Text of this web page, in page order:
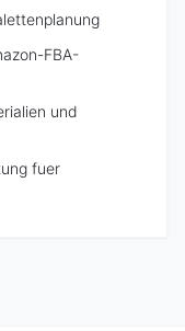
FBA-
und
fuer